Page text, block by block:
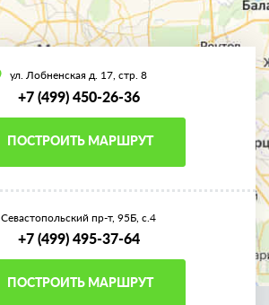
ул. Лобненская д. 17, стр. 8
+7 (499) 450-26-36
ПОСТРОИТЬ МАРШРУТ
Севастопольский пр-т, 95Б, с.4
+7 (499) 495-37-64
ПОСТРОИТЬ МАРШРУТ